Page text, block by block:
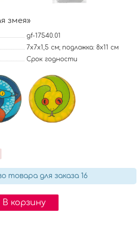
змея»
gf-17540.01
7x7x1,5 см; подложка: 8х11 см
Срок годности
товара для заказа 16
В корзину